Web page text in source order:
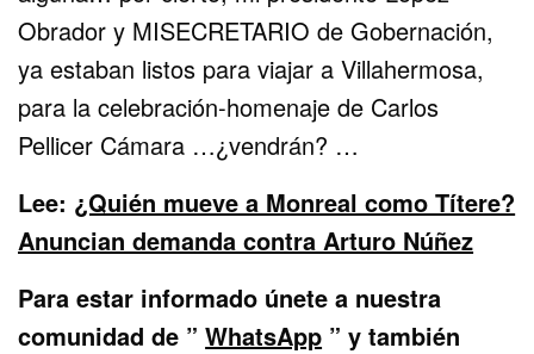
Obrador y MISECRETARIO de Gobernación,
ya estaban listos para viajar a Villahermosa,
para la celebración-homenaje de Carlos
Pellicer Cámara …¿vendrán? …
Lee: ¿Quién mueve a Monreal como Títere?
Anuncian demanda contra Arturo Núñez
Para estar informado únete a nuestra
comunidad de ”WhatsApp ” y también